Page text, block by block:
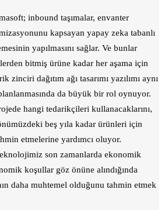
inbound taşımalar, envanter
kapsayan yapay zeka tabanlı
yapılmasını sağlar. Ve bunlar
bitmiş ürüne kadar her aşama için
zinciri dağıtım ağı tasarımı yazılımı aynı
da büyük bir rol oynuyor.
hangi tedarikçileri kullanacaklarını,
beş yıla kadar ürünleri için
etmelerine yardımcı oluyor.
son zamanlarda ekonomik
koşullar göz önüne alındığında
daha muhtemel olduğunu tahmin etmek